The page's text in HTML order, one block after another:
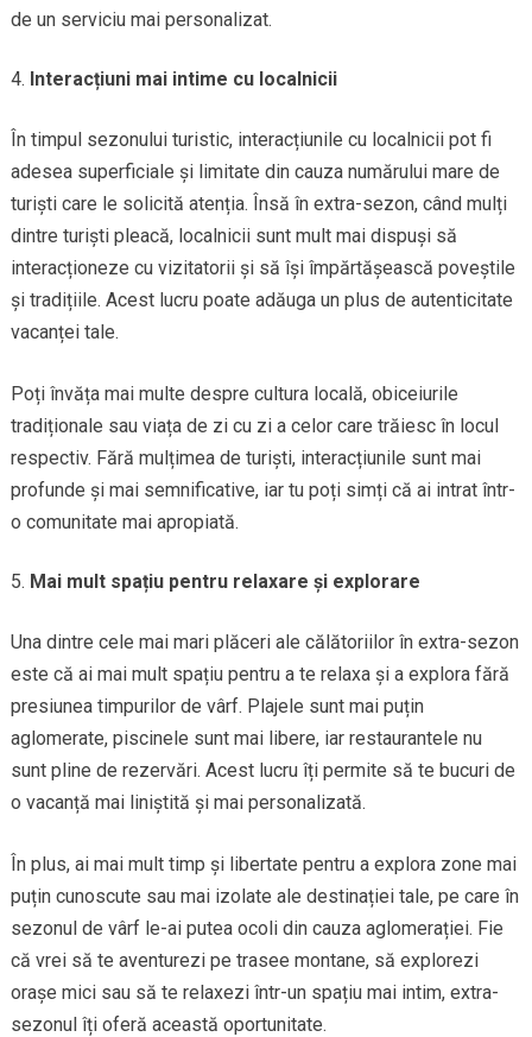
de un serviciu mai personalizat.
Interacțiuni mai intime cu localnicii
În timpul sezonului turistic, interacțiunile cu localnicii pot fi
adesea superficiale și limitate din cauza numărului mare de
turiști care le solicită atenția. Însă în extra-sezon, când mulți
dintre turiști pleacă, localnicii sunt mult mai dispuși să
interacționeze cu vizitatorii și să își împărtășească poveștile
și tradițiile. Acest lucru poate adăuga un plus de autenticitate
vacanței tale.
Poți învăța mai multe despre cultura locală, obiceiurile
tradiționale sau viața de zi cu zi a celor care trăiesc în locul
respectiv. Fără mulțimea de turiști, interacțiunile sunt mai
profunde și mai semnificative, iar tu poți simți că ai intrat într-
o comunitate mai apropiată.
Mai mult spațiu pentru relaxare și explorare
Una dintre cele mai mari plăceri ale călătoriilor în extra-sezon
este că ai mai mult spațiu pentru a te relaxa și a explora fără
presiunea timpurilor de vârf. Plajele sunt mai puțin
aglomerate, piscinele sunt mai libere, iar restaurantele nu
sunt pline de rezervări. Acest lucru îți permite să te bucuri de
o vacanță mai liniștită și mai personalizată.
În plus, ai mai mult timp și libertate pentru a explora zone mai
puțin cunoscute sau mai izolate ale destinației tale, pe care în
sezonul de vârf le-ai putea ocoli din cauza aglomerației. Fie
că vrei să te aventurezi pe trasee montane, să explorezi
orașe mici sau să te relaxezi într-un spațiu mai intim, extra-
sezonul îți oferă această oportunitate.